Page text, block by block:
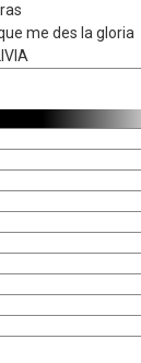
me des la gloria